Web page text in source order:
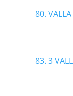
80.
83. 3